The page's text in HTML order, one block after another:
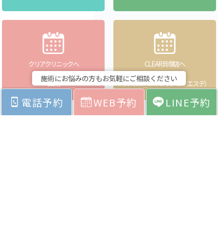
クリアクリニックへ
WEBで予約
（医療）
CLEAR貝塚店へ
WEBで予約
（ネイル・アイラッシュ・エステ）
施術にお悩みの方もお気軽にご相談ください
電話予約 WEB予約 LINE予約